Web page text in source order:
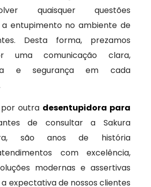
quaisquer questões
a entupimento no ambiente de
Desta forma, prezamos
uma comunicação clara,
e segurança em cada
outra desentupidora para
de consultar a Sakura
são anos de história
com excelência,
modernas e assertivas
expectativa de nossos clientes